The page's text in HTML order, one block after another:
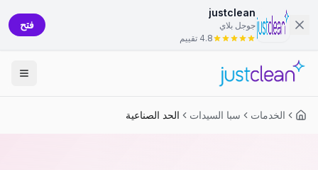
justclean
جوجل بلاي
4.8 تقييم
فتح
الخدمات سبا السيدات الحد الصناعية